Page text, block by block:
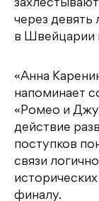
через девять
в Швейцарии
«Анна
напоминает
«Ромео и
действие
поступков
связи
финалу.